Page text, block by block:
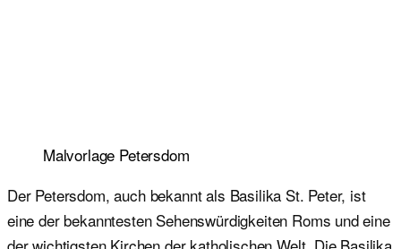
Malvorlage Petersdom
Der Petersdom, auch bekannt als Basilika St. Peter, ist
eine der bekanntesten Sehenswürdigkeiten Roms und eine